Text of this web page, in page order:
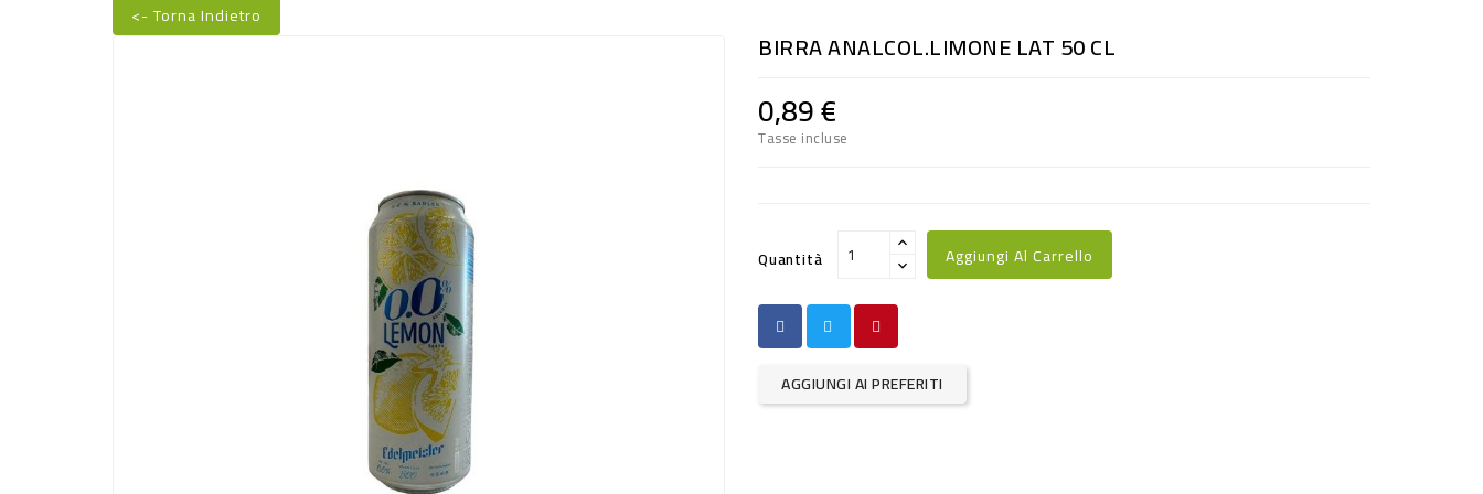
<- Torna Indietro
BIRRA ANALCOL.LIMONE LAT 50 CL
0,89 €
Tasse incluse
Quantità Aggiungi Al Carrello
AGGIUNGI AI PREFERITI